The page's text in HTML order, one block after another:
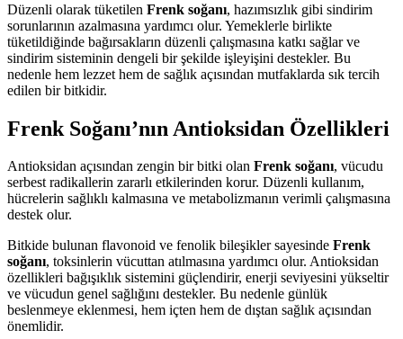
Düzenli olarak tüketilen Frenk soğanı, hazımsızlık gibi sindirim
sorunlarının azalmasına yardımcı olur. Yemeklerle birlikte
tüketildiğinde bağırsakların düzenli çalışmasına katkı sağlar ve
sindirim sisteminin dengeli bir şekilde işleyişini destekler. Bu
nedenle hem lezzet hem de sağlık açısından mutfaklarda sık tercih
edilen bir bitkidir.
Frenk Soğanı’nın Antioksidan Özellikleri
Antioksidan açısından zengin bir bitki olan Frenk soğanı, vücudu
serbest radikallerin zararlı etkilerinden korur. Düzenli kullanım,
hücrelerin sağlıklı kalmasına ve metabolizmanın verimli çalışmasına
destek olur.
Bitkide bulunan flavonoid ve fenolik bileşikler sayesinde Frenk
soğanı, toksinlerin vücuttan atılmasına yardımcı olur. Antioksidan
özellikleri bağışıklık sistemini güçlendirir, enerji seviyesini yükseltir
ve vücudun genel sağlığını destekler. Bu nedenle günlük
beslenmeye eklenmesi, hem içten hem de dıştan sağlık açısından
önemlidir.